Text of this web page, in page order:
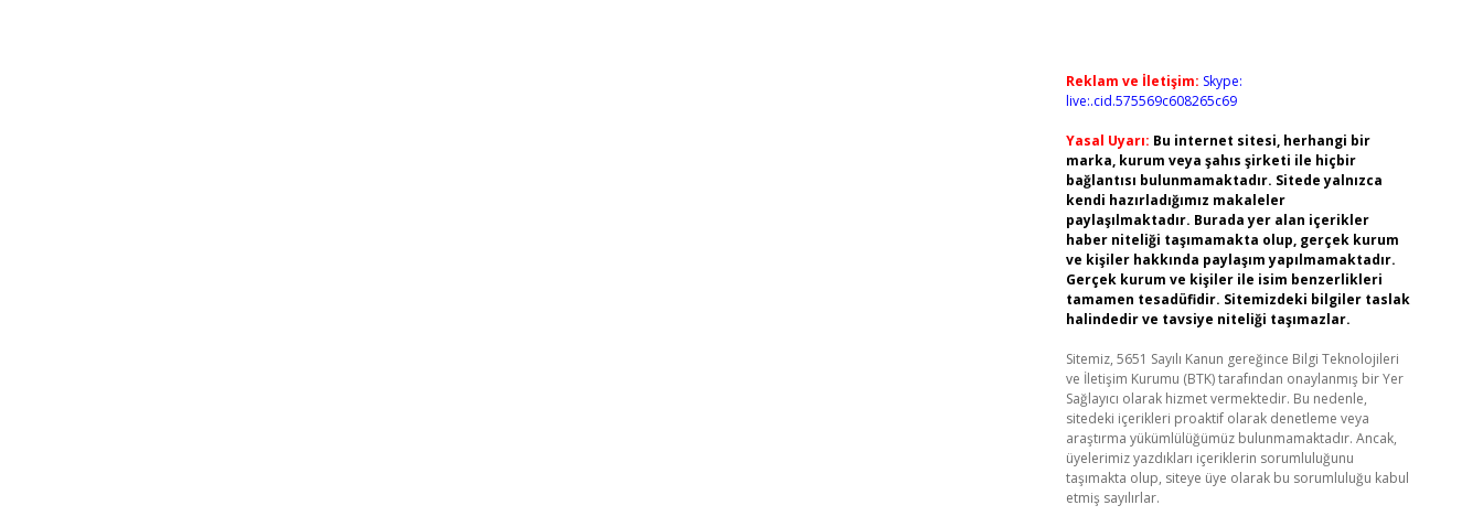
Reklam ve İletişim: Skype:
live:.cid.575569c608265c69
Yasal Uyarı: Bu internet sitesi, herhangi bir
marka, kurum veya şahıs şirketi ile hiçbir
bağlantısı bulunmamaktadır. Sitede yalnızca
kendi hazırladığımız makaleler
paylaşılmaktadır. Burada yer alan içerikler
haber niteliği taşımamakta olup, gerçek kurum
ve kişiler hakkında paylaşım yapılmamaktadır.
Gerçek kurum ve kişiler ile isim benzerlikleri
tamamen tesadüfidir. Sitemizdeki bilgiler taslak
halindedir ve tavsiye niteliği taşımazlar.
Sitemiz, 5651 Sayılı Kanun gereğince Bilgi Teknolojileri
ve İletişim Kurumu (BTK) tarafından onaylanmış bir Yer
Sağlayıcı olarak hizmet vermektedir. Bu nedenle,
sitedeki içerikleri proaktif olarak denetleme veya
araştırma yükümlülüğümüz bulunmamaktadır. Ancak,
üyelerimiz yazdıkları içeriklerin sorumluluğunu
taşımakta olup, siteye üye olarak bu sorumluluğu kabul
etmiş sayılırlar.